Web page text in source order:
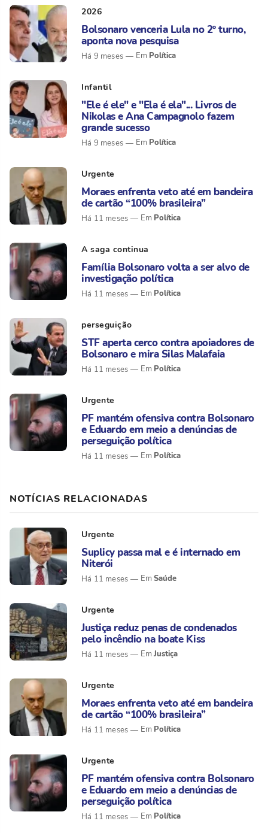
2026
Bolsonaro venceria Lula no 2º turno,
aponta nova pesquisa
Há 9 meses Política
Infantil
"Ele é ele" e "Ela é ela"... Livros de
Nikolas e Ana Campagnolo fazem
grande sucesso
Há 9 meses Política
Urgente
Moraes enfrenta veto até em bandeira
de cartão “100% brasileira”
Há 11 meses Política
A saga continua
Família Bolsonaro volta a ser alvo de
investigação política
Há 11 meses Política
perseguição
STF aperta cerco contra apoiadores de
Bolsonaro e mira Silas Malafaia
Há 11 meses Política
Urgente
PF mantém ofensiva contra Bolsonaro
e Eduardo em meio a denúncias de
perseguição política
Há 11 meses Política
NOTÍCIAS RELACIONADAS
Urgente
Suplicy passa mal e é internado em
Niterói
Há 11 meses Saúde
Urgente
Justiça reduz penas de condenados
pelo incêndio na boate Kiss
Há 11 meses Justiça
Urgente
Moraes enfrenta veto até em bandeira
de cartão “100% brasileira”
Há 11 meses Política
Urgente
PF mantém ofensiva contra Bolsonaro
e Eduardo em meio a denúncias de
perseguição política
Há 11 meses Política